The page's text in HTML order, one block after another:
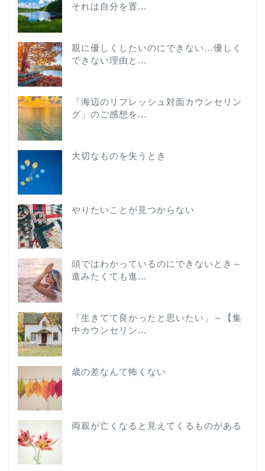
それは自分を置...
親に優しくしたいのにできない…優しく
できない理由と...
「海辺のリフレッシュ対面カウンセリン
グ」のご感想を...
大切なものを失うとき
やりたいことが見つからない
頭ではわかっているのにできないとき～
進みたくても進...
「生きてて良かったと思いたい」～【集
中カウンセリン...
歳の差なんて怖くない
両親が亡くなると見えてくるものがある